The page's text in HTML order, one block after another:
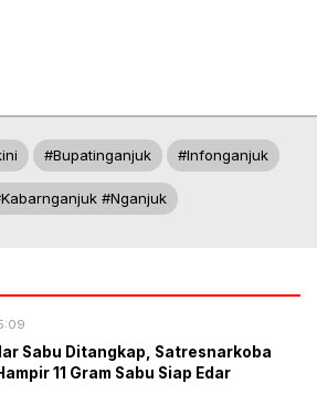
#bupatinganjuk #infonganjuk
#nganjuk
Sabu Ditangkap, Satresnarkoba
11 Gram Sabu Siap Edar